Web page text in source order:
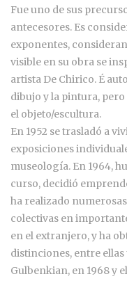
Fue uno de sus
antecesores. Es
exponentes,
visible en su obra se
artista De Chirico. É
dibujo y la pintura,
el objeto/escultura.
En 1952 se trasladó a
exposiciones
museología. En 1964,
curso, decidió
ha realizado
colectivas en
en el extranjero, y ha
distinciones, entre
Gulbenkian, en 1968 y